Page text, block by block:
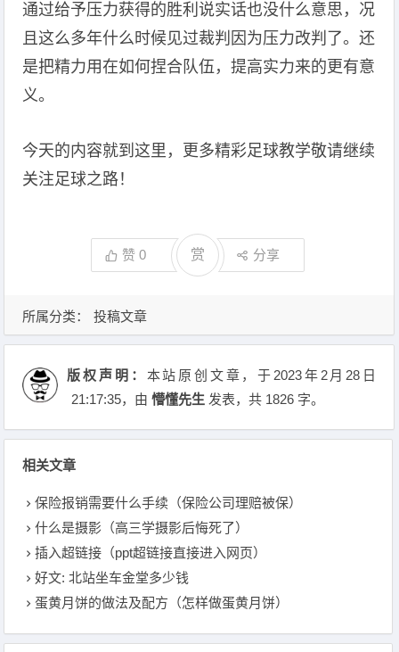
通过给予压力获得的胜利说实话也没什么意思，况
且这么多年什么时候见过裁判因为压力改判了。还
是把精力用在如何捏合队伍，提高实力来的更有意
义。
今天的内容就到这里，更多精彩足球教学敬请继续
关注足球之路！
赞0 赏 分享
所属分类： 投稿文章
版权声明： 本站原创文章，于2023年2月28日
21:17:35，由懵懂先生 发表，共 1826 字。
相关文章
保险报销需要什么手续（保险公司理赔被保）
什么是摄影（高三学摄影后悔死了）
插入超链接（ppt超链接直接进入网页）
好文: 北站坐车金堂多少钱
蛋黄月饼的做法及配方（怎样做蛋黄月饼）